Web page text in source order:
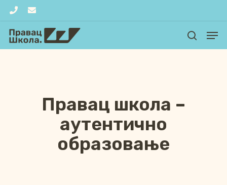
Skip
main
content
phone email
Правац школа –
аутентично
образовање
Close